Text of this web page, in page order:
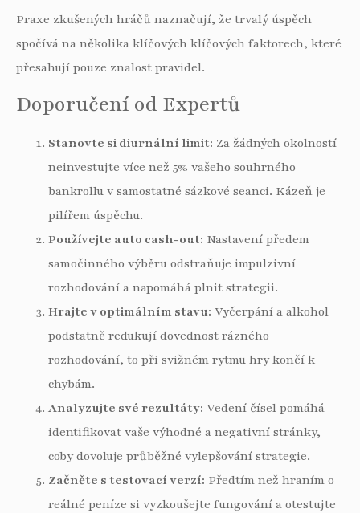
Praxe zkušených hráčů naznačují, že trvalý úspěch
spočívá na několika klíčových klíčových faktorech, které
přesahují pouze znalost pravidel.
Doporučení od Expertů
Stanovte si diurnální limit: Za žádných okolností
neinvestujte více než 5% vašeho souhrného
bankrollu v samostatné sázkové seanci. Kázeň je
pilířem úspěchu.
Používejte auto cash-out: Nastavení předem
samočinného výběru odstraňuje impulzivní
rozhodování a napomáhá plnit strategii.
Hrajte v optimálním stavu: Vyčerpání a alkohol
podstatně redukují dovednost rázného
rozhodování, to při svižném rytmu hry končí k
chybám.
Analyzujte své rezultáty: Vedení čísel pomáhá
identifikovat vaše výhodné a negativní stránky,
coby dovoluje průběžné vylepšování strategie.
Začněte s testovací verzí: Předtím než hraním o
reálné peníze si vyzkoušejte fungování a otestujte